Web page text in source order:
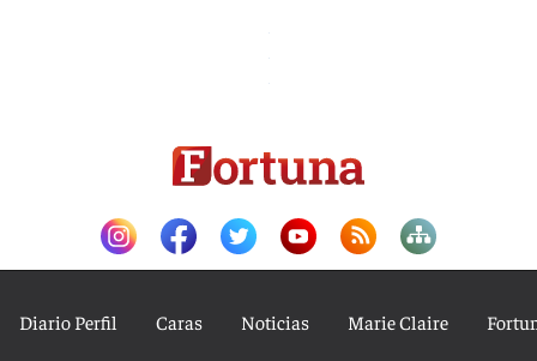
Diario Perfil Caras Noticias Marie Claire